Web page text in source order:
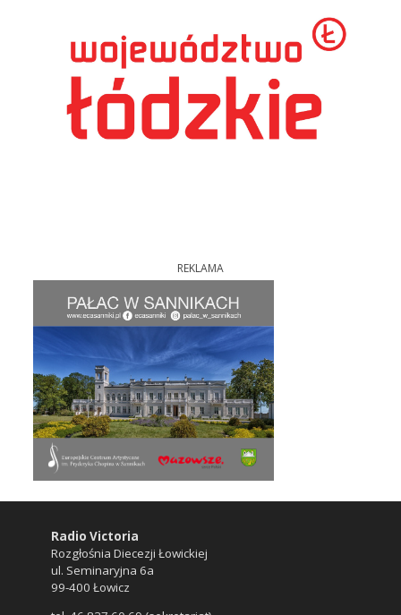
REKLAMA
Radio Victoria
Rozgłośnia Diecezji Łowickiej
ul. Seminaryjna 6a
99-400 Łowicz